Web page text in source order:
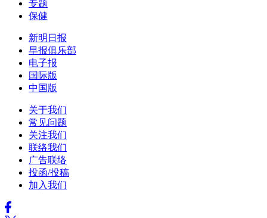
专题
保健
新明日报
早报俱乐部
电子报
国际版
中国版
关于我们
常见问题
关注我们
联络我们
广告联络
投函/投稿
加入我们